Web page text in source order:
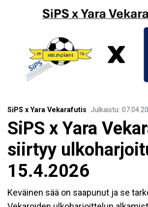
SiPS x Yara Vekarafutis Julkaistu:
SiPS x Yara
siirtyy
15.4.2026
Keväinen sää on saapunut ja se